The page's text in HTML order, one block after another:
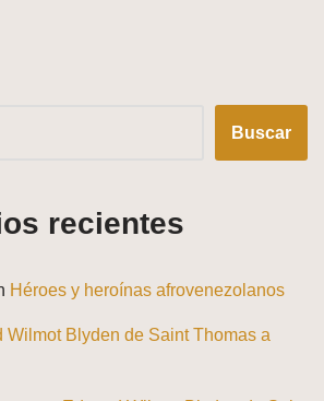
Buscar
recientes
Héroes y heroínas afrovenezolanos
Wilmot Blyden de Saint Thomas a